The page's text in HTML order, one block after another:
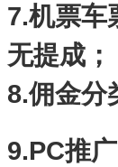
7.机票车
无提成；
8.佣金分
9.PC推